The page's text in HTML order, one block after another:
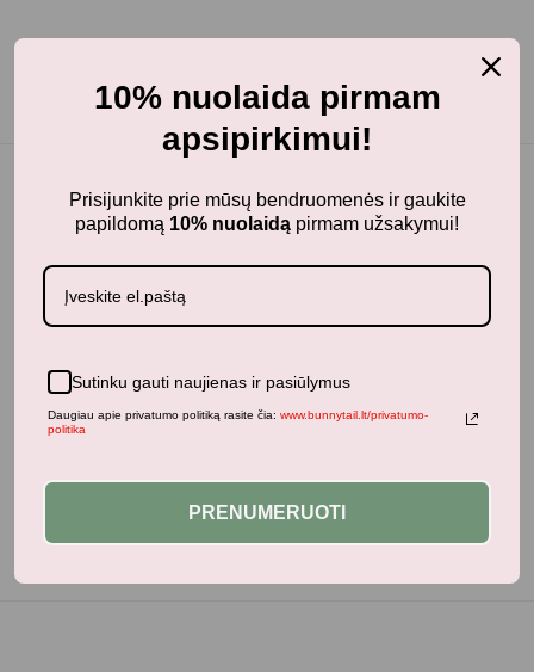
Panašūs produktai
Neseniai žiūrėti produktai
10% nuolaida pirmam
apsipirkimui!
Prisijunkite prie mūsų bendruomenės ir gaukite
papildomą 10% nuolaidą pirmam užsakymui!
Sutinku gauti naujienas ir pasiūlymus
Daugiau apie privatumo politiką rasite čia: www.bunnytail.lt/privatumo-
politika
PRENUMERUOTI